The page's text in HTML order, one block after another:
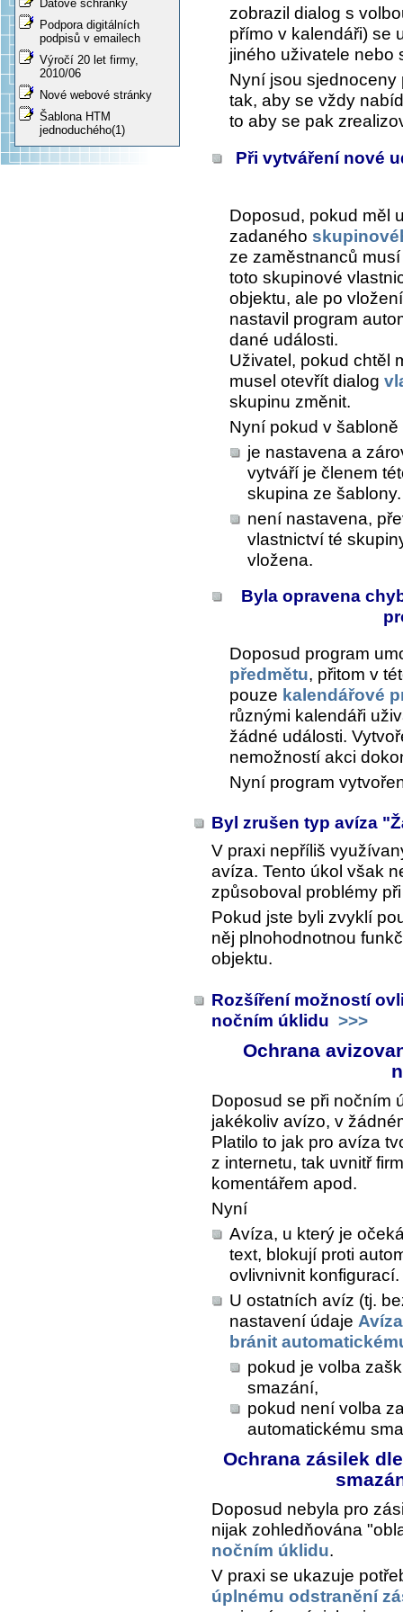
Datové schránky
Podpora digitálních
podpisů v emailech
Výročí 20 let firmy,
2010/06
Nové webové stránky
Šablona HTM
jednoduchého(1)
zobrazil dialog s
přímo v kalendáři) se
jiného uživatele nebo
Nyní jsou
tak, aby se vždy
to aby se pak
Při vytváření nové
Doposud, pokud měl
zadaného
ze zaměstnanců
toto skupinové
objektu, ale po
nastavil program
dané události.
Uživatel, pokud chtěl
musel otevřít dialog
skupinu změnit.
Nyní pokud v šabloně
je nastavena a
vytváří je členem
skupina ze šablony.
není nastavena,
vlastnictví té
vložena.
Byla opravena
Doposud program
předmětu, přitom v
pouze kalendářové
různými kalendáři
žádné události.
nemožností akci
Nyní program
Byl zrušen typ avíza
V praxi nepříliš
avíza. Tento úkol však
způsoboval problémy
Pokud jste byli zvyklí
něj plnohodnotnou
objektu.
Rozšíření možností
nočním úklidu >>>
Ochrana
Doposud se při nočním
jakékoliv avízo, v
Platilo to jak pro avíza
z internetu, tak uvnitř
komentářem apod.
Nyní
Avíza, u který je
text, blokují proti
ovlivnivnit konfigurací.
U ostatních avíz (tj.
nastavení údaje
bránit
pokud je volba
smazání,
pokud není volba
automatickému
Ochrana zásilek
Doposud nebyla pro
nijak zohledňována
nočním úklidu.
V praxi se ukazuje
úplnému odstranění